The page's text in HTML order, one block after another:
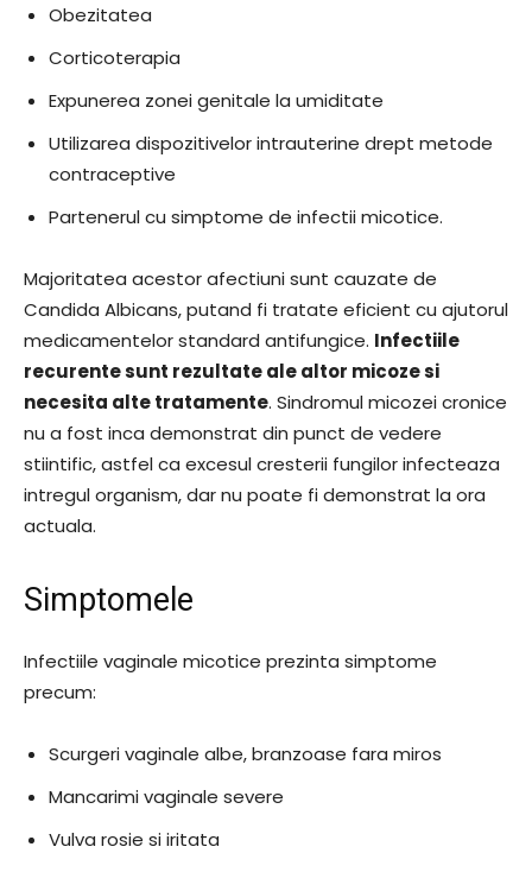
Obezitatea
Corticoterapia
Expunerea zonei genitale la umiditate
Utilizarea dispozitivelor intrauterine drept metode
contraceptive
Partenerul cu simptome de infectii micotice.
Majoritatea acestor afectiuni sunt cauzate de
Candida Albicans, putand fi tratate eficient cu ajutorul
medicamentelor standard antifungice. Infectiile
recurente sunt rezultate ale altor micoze si
necesita alte tratamente. Sindromul micozei cronice
nu a fost inca demonstrat din punct de vedere
stiintific, astfel ca excesul cresterii fungilor infecteaza
intregul organism, dar nu poate fi demonstrat la ora
actuala.
Simptomele
Infectiile vaginale micotice prezinta simptome
precum:
Scurgeri vaginale albe, branzoase fara miros
Mancarimi vaginale severe
Vulva rosie si iritata